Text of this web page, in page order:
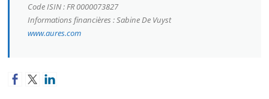
Code ISIN : FR 0000073827
Informations financières : Sabine De Vuyst
www.aures.com